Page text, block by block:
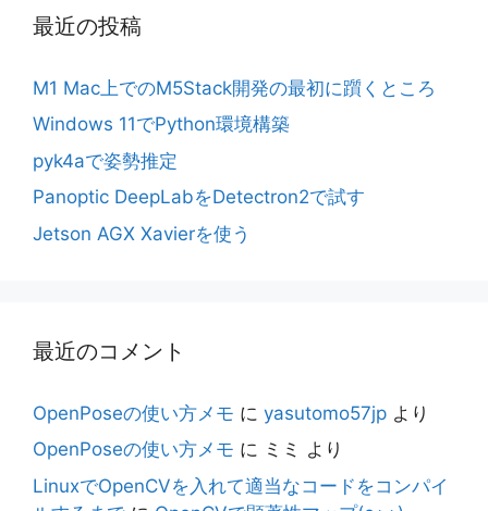
最近の投稿
M1 Mac上でのM5Stack開発の最初に躓くところ
Windows 11でPython環境構築
pyk4aで姿勢推定
Panoptic DeepLabをDetectron2で試す
Jetson AGX Xavierを使う
最近のコメント
OpenPoseの使い方メモ に yasutomo57jp より
OpenPoseの使い方メモ に ミミ より
LinuxでOpenCVを入れて適当なコードをコンパイ